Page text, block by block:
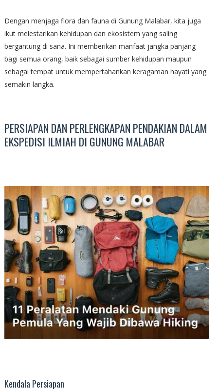
Dengan menjaga flora dan fauna di Gunung Malabar, kita juga
ikut melestarikan kehidupan dan ekosistem yang saling
bergantung di sana. Ini memberikan manfaat jangka panjang
bagi semua orang, baik sebagai sumber kehidupan maupun
sebagai tempat untuk mempertahankan keragaman hayati yang
semakin langka.
PERSIAPAN DAN PERLENGKAPAN PENDAKIAN DALAM
EKSPEDISI ILMIAH DI GUNUNG MALABAR
Kendala Persiapan